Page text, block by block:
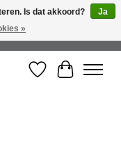
naar vrijblijvend
Verlanglijst
Is dat akkoord?
Ja
»